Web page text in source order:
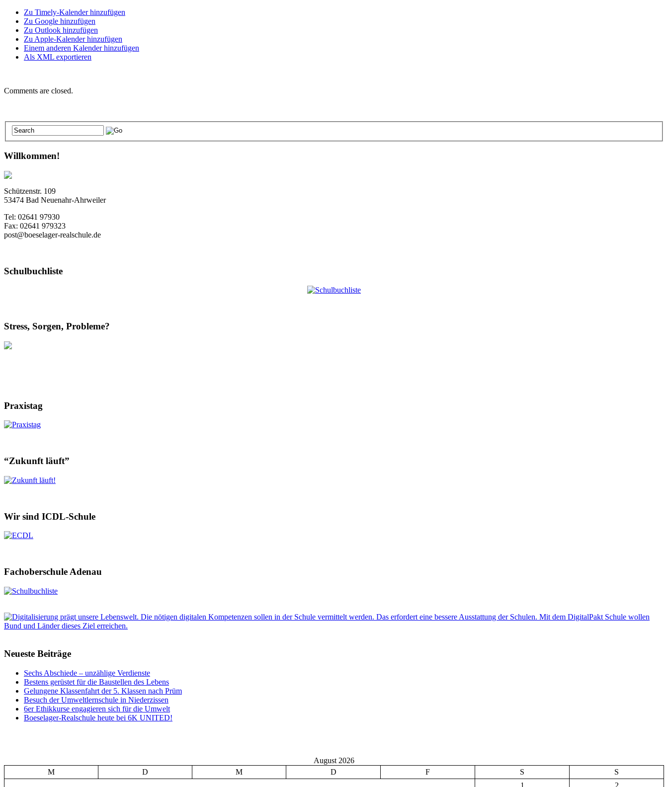
Zu Timely-Kalender hinzufügen
Zu Google hinzufügen
Zu Outlook hinzufügen
Zu Apple-Kalender hinzufügen
Einem anderen Kalender hinzufügen
Als XML exportieren
Comments are closed.
Willkommen!
Schützenstr. 109
53474 Bad Neuenahr-Ahrweiler
Tel: 02641 97930
Fax: 02641 979323
post@boeselager-realschule.de
Schulbuchliste
Stress, Sorgen, Probleme?
Praxistag
“Zukunft läuft”
Wir sind ICDL-Schule
Fachoberschule Adenau
Neueste Beiträge
Sechs Abschiede – unzählige Verdienste
Bestens gerüstet für die Baustellen des Lebens
Gelungene Klassenfahrt der 5. Klassen nach Prüm
Besuch der Umweltlernschule in Niederzissen
6er Ethikkurse engagieren sich für die Umwelt
Boeselager-Realschule heute bei 6K UNITED!
August 2026
M
D M D F S
S
1
2